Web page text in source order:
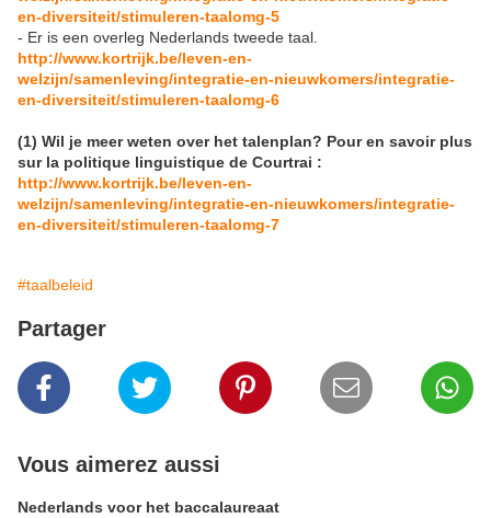
en-diversiteit/stimuleren-taalomg-5
- Er is een overleg Nederlands tweede taal.
http://www.kortrijk.be/leven-en-
welzijn/samenleving/integratie-en-nieuwkomers/integratie-
en-diversiteit/stimuleren-taalomg-6
(1) Wil je meer weten over het talenplan? Pour en savoir plus
sur la politique linguistique de Courtrai :
http://www.kortrijk.be/leven-en-
welzijn/samenleving/integratie-en-nieuwkomers/integratie-
en-diversiteit/stimuleren-taalomg-7
#taalbeleid
Partager
Vous aimerez aussi
Nederlands voor het baccalaureaat